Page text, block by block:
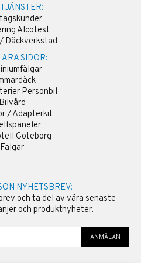
Alcotest
Däckverkstad
SIDOR:
Personbil
Bilvård
/ Adapterkit
Göteborg
Fälgar
NYHETSBREV:
och ta del av våra senaste
och produktnyheter.
ANMÄLAN